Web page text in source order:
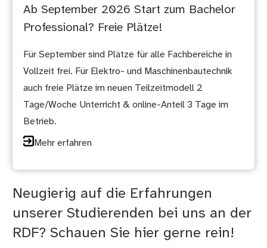
Ab September 2026 Start zum Bachelor
Professional? Freie Plätze!
Für September sind Plätze für alle Fachbereiche in
Vollzeit frei. Für Elektro- und Maschinenbautechnik
auch freie Plätze im neuen Teilzeitmodell 2
Tage/Woche Unterricht & online-Anteil 3 Tage im
Betrieb.
Mehr erfahren
Neugierig auf die Erfahrungen
unserer Studierenden bei uns an der
RDF? Schauen Sie hier gerne rein!